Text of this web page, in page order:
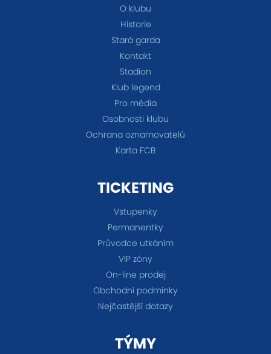
O klubu
Historie
Stará garda
Kontakt
Stadion
Klub legend
Pro média
Osobnosti klubu
Ochrana oznamovatelů
Karta FCB
TICKETING
Vstupenky
Permanentky
Průvodce utkáním
VIP zóny
On-line prodej
Obchodní podmínky
Nejčastější dotazy
TÝMY